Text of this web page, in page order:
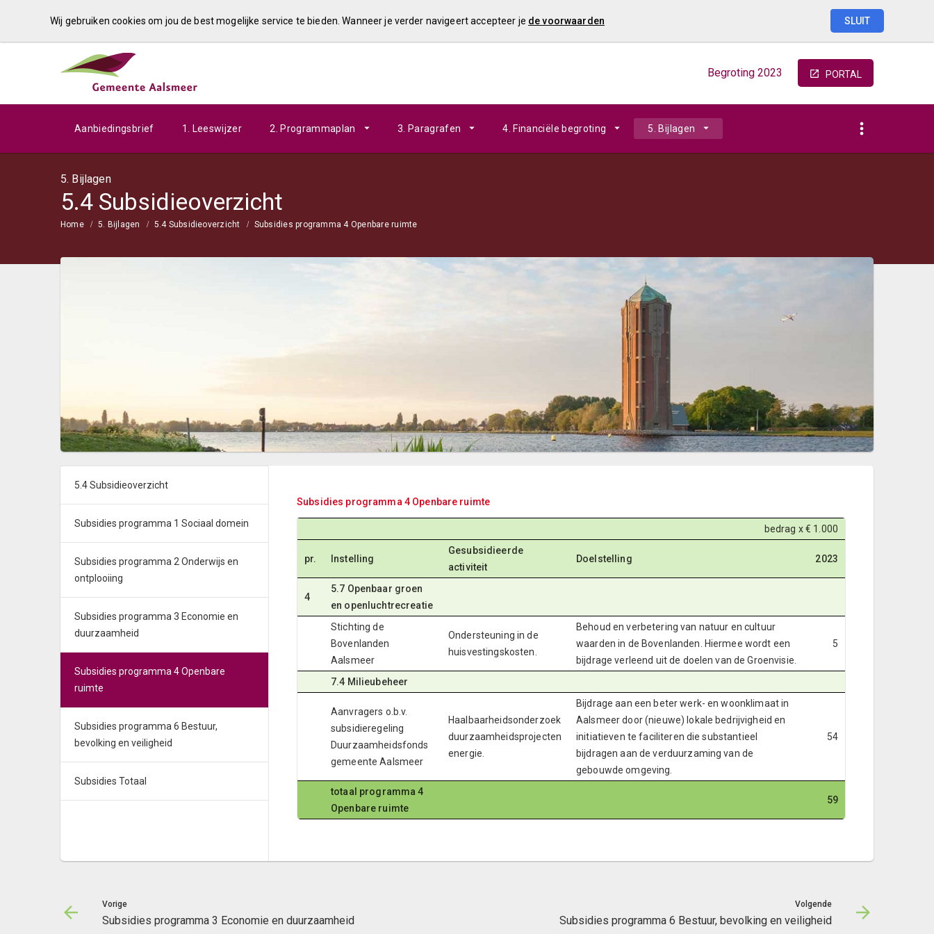
Wij gebruiken cookies om jou de best mogelijke service te bieden. Wanneer je verder navigeert accepteer je de voorwaarden SLUIT
Begroting 2023 PORTAL
Aanbiedingsbrief 1. Leeswijzer 2. Programmaplan 3. Paragrafen 4. Financiële begroting 5. Bijlagen
5. Bijlagen
5.4 Subsidieoverzicht
Home 5. Bijlagen 5.4 Subsidieoverzicht Subsidies programma 4 Openbare ruimte
5.4 Subsidieoverzicht
Subsidies programma 1 Sociaal domein
Subsidies programma 2 Onderwijs en
ontplooiing
Subsidies programma 3 Economie en
duurzaamheid
Subsidies programma 4 Openbare
ruimte
Subsidies programma 6 Bestuur,
bevolking en veiligheid
Subsidies Totaal
Subsidies programma 4 Openbare ruimte
bedrag x € 1.000
pr. Instelling
Gesubsidieerde
activiteit
Doelstelling 2023
4
5.7 Openbaar groen
en openluchtrecreatie
Stichting de
Bovenlanden
Aalsmeer
Ondersteuning in de
huisvestingskosten.
Behoud en verbetering van natuur en cultuur
waarden in de Bovenlanden. Hiermee wordt een
bijdrage verleend uit de doelen van de Groenvisie.
5
7.4 Milieubeheer
Aanvragers o.b.v.
subsidieregeling
Duurzaamheidsfonds
gemeente Aalsmeer
Haalbaarheidsonderzoek
duurzaamheidsprojecten
energie.
Bijdrage aan een beter werk- en woonklimaat in
Aalsmeer door (nieuwe) lokale bedrijvigheid en
initiatieven te faciliteren die substantieel
bijdragen aan de verduurzaming van de
gebouwde omgeving.
54
totaal programma 4
Openbare ruimte
59
Vorige
Subsidies programma 3 Economie en duurzaamheid
Volgende
Subsidies programma 6 Bestuur, bevolking en veiligheid